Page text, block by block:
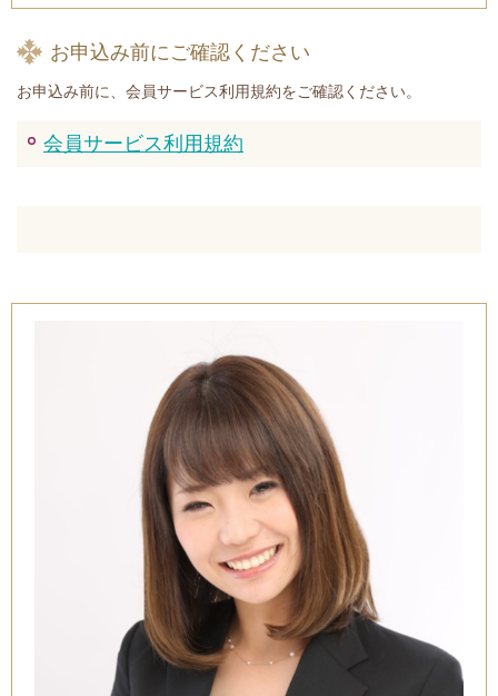
お申込み前にご確認ください
お申込み前に、会員サービス利用規約をご確認ください。
会員サービス利用規約